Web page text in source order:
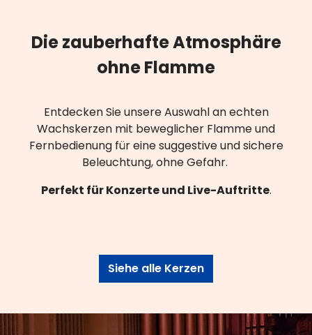
Die zauberhafte Atmosphäre
ohne Flamme
Entdecken Sie unsere Auswahl an echten
Wachskerzen mit beweglicher Flamme und
Fernbedienung für eine suggestive und sichere
Beleuchtung, ohne Gefahr.
Perfekt für Konzerte und Live-Auftritte.
Siehe alle Kerzen